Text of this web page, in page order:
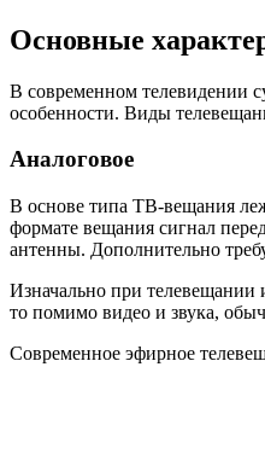
Основные
В современном телевидении
особенности. Виды
Аналоговое
В основе типа ТВ-вещания
формате вещания сигнал
антенны. Дополнительно
Изначально при телевещании
то помимо видео и звука,
Современное эфирное